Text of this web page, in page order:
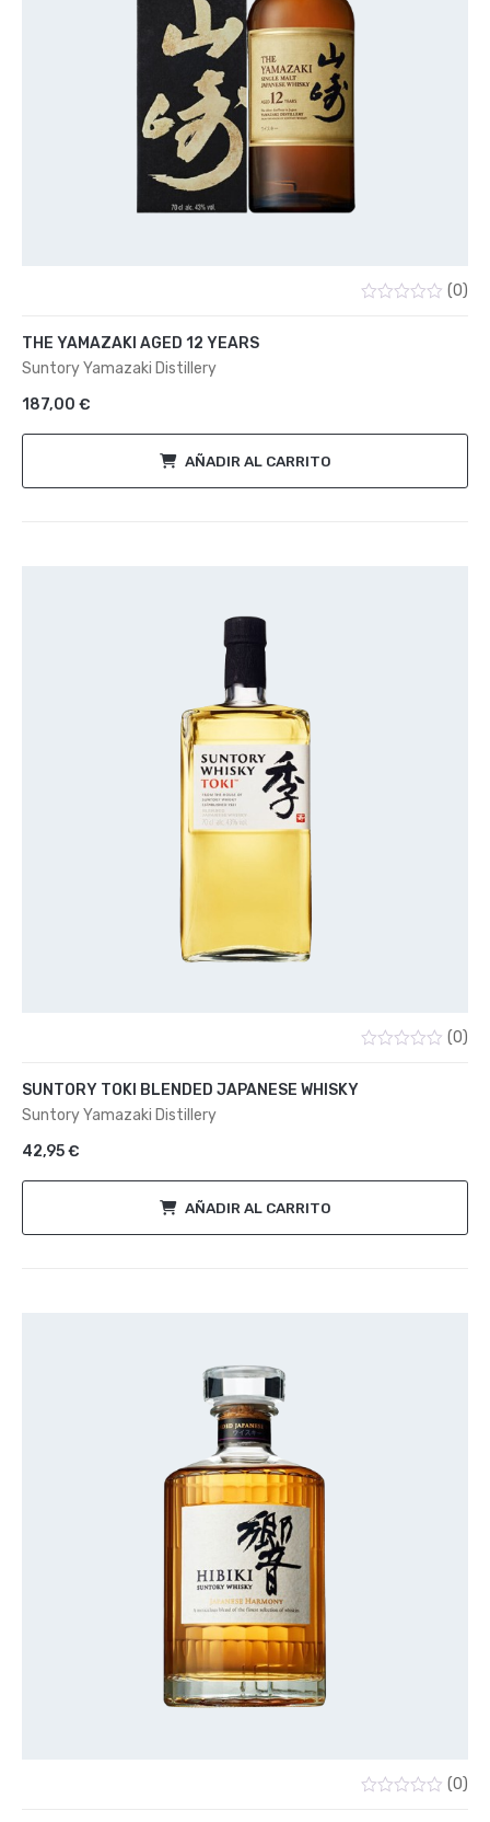
(0)
THE YAMAZAKI AGED 12 YEARS
Suntory Yamazaki Distillery
187,00 €
AÑADIR AL CARRITO
(0)
SUNTORY TOKI BLENDED JAPANESE WHISKY
Suntory Yamazaki Distillery
42,95€
AÑADIR AL CARRITO
(0)